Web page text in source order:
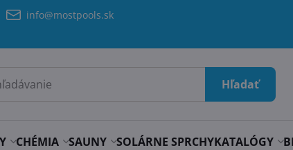
info@mostpools.sk
Hľadať
CHÉMIA SAUNY SOLÁRNE SPRCHYKATALÓGY